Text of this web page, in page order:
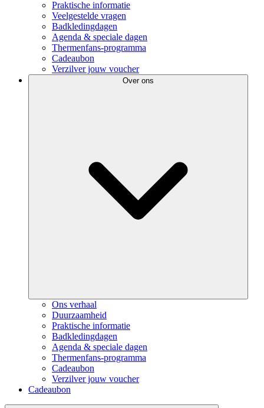
Praktische informatie
Veelgestelde vragen
Badkledingdagen
Agenda & speciale dagen
Thermenfans-programma
Cadeaubon
Verzilver jouw voucher
Over ons
Ons verhaal
Duurzaamheid
Praktische informatie
Badkledingdagen
Agenda & speciale dagen
Thermenfans-programma
Cadeaubon
Verzilver jouw voucher
Cadeaubon